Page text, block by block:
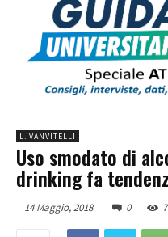
L. VANVITELLI
Uso smodato di
drinking fa
14 Maggio, 2018 0